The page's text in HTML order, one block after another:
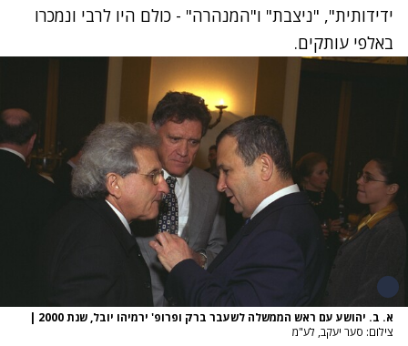
ידידותית", "ניצבת" ו"המנהרה" - כולם היו לרבי ונמכרו
באלפי עותקים.
א. ב. יהושע עם ראש הממשלה לשעבר ברק ופרופ' ירמיהו יובל, שנת 2000
|
צילום: סער יעקב, לע"מ